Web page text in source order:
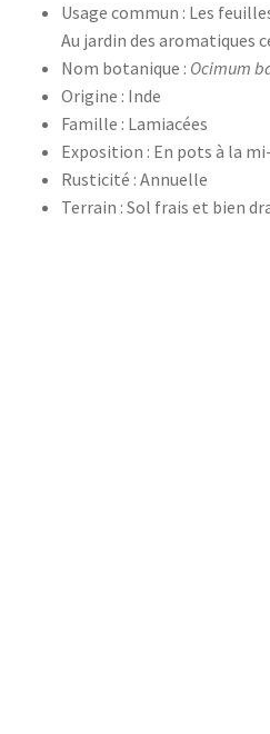
Usage commun : Les
Au jardin des aromatiques
Nom botanique : Ocimum
Origine : Inde
Famille : Lamiacées
Exposition : En pots à la
Rusticité : Annuelle
Terrain : Sol frais et bien